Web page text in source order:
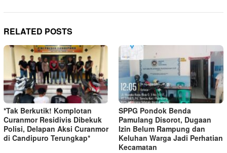
RELATED POSTS
*Tak Berkutik! Komplotan
Curanmor Residivis Dibekuk
Polisi, Delapan Aksi Curanmor
di Candipuro Terungkap*
SPPG Pondok Benda
Pamulang Disorot, Dugaan
Izin Belum Rampung dan
Keluhan Warga Jadi Perhatian
Kecamatan